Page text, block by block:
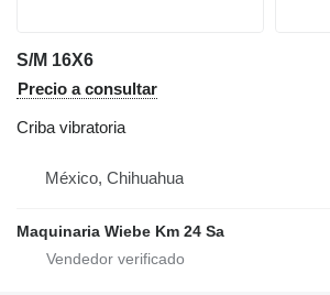
S/M 16X6
Precio a consultar
Criba vibratoria
México, Chihuahua
Maquinaria Wiebe Km 24 Sa